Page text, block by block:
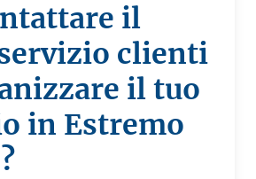
il
clienti
il tuo
in Estremo